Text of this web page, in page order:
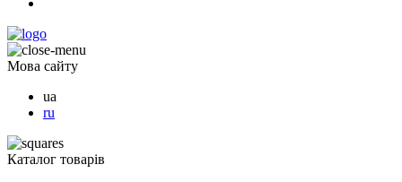
Мова сайту
ua
ru
Каталог товарів